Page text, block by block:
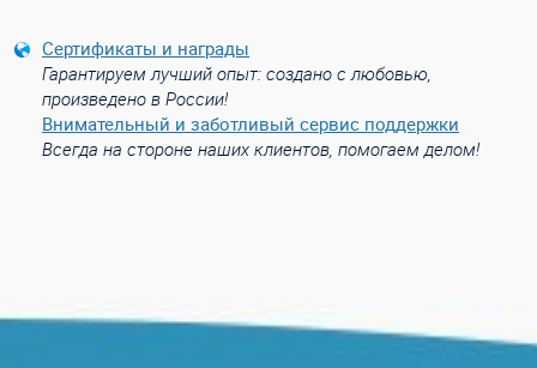
Сертификаты и награды
Гарантируем лучший опыт: создано с любовью,
произведено в России!
Внимательный и заботливый сервис поддержки
Всегда на стороне наших клиентов, помогаем делом!